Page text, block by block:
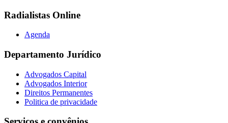
Radialistas Online
Agenda
Departamento Jurídico
Advogados Capital
Advogados Interior
Direitos Permanentes
Politica de privacidade